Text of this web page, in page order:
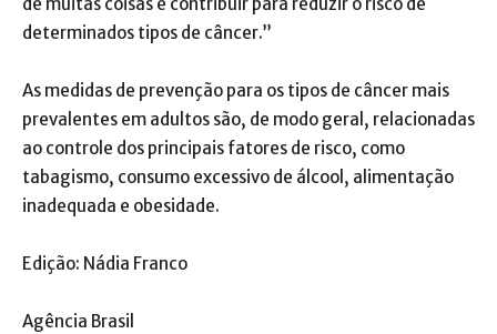
de muitas coisas e contribuir para reduzir o risco de
determinados tipos de câncer.”
As medidas de prevenção para os tipos de câncer mais
prevalentes em adultos são, de modo geral, relacionadas
ao controle dos principais fatores de risco, como
tabagismo, consumo excessivo de álcool, alimentação
inadequada e obesidade.
Edição: Nádia Franco
Agência Brasil